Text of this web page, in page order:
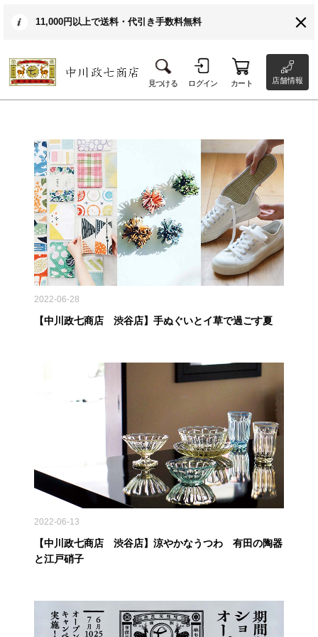
11,000円以上で送料・代引き手数料無料
見つける ログイン カート 店舗情報
2022-06-28
【中川政七商店 渋谷店】手ぬぐいとイ草で過ごす夏
2022-06-13
【中川政七商店 渋谷店】涼やかなうつわ 有田の陶器
と江戸硝子